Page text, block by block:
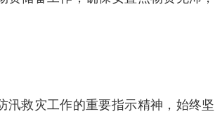
汛救灾工作的重要指示精神，始终坚